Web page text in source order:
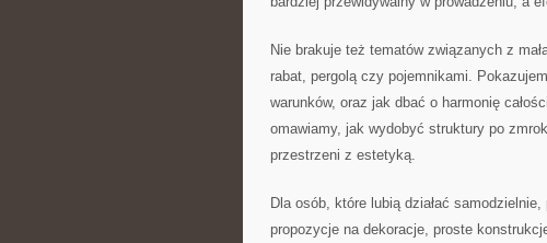
Nie brakuje też tematów związanych z
rabat, pergolą czy pojemnikami.
warunków, oraz jak dbać o harmonię
omawiamy, jak wydobyć struktury po
przestrzeni z estetyką.
Dla osób, które lubią działać
propozycje na dekoracje, proste